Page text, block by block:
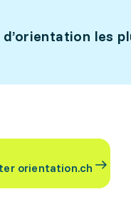
les
orientation.ch